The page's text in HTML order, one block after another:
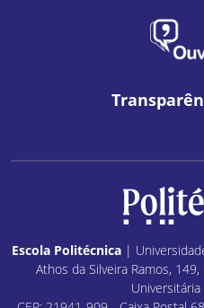
Escola Politécnica |
Athos da Silveira Ramos,
Universitária